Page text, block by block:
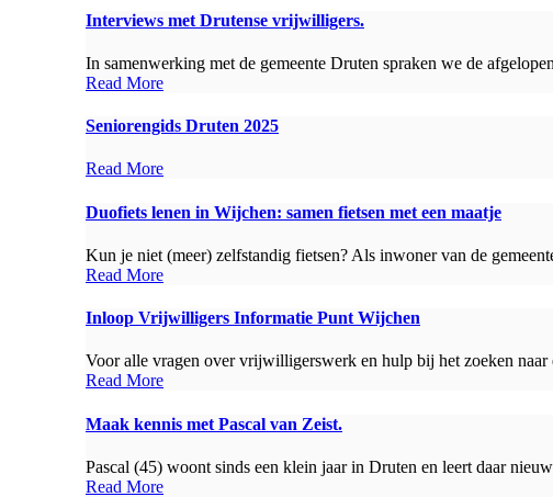
Interviews met Drutense vrijwilligers.
In samenwerking met de gemeente Druten spraken we de
Read More
Seniorengids Druten 2025
Read More
Duofiets lenen in Wijchen: samen fietsen met een maatje
Kun je niet (meer) zelfstandig fietsen? Als inwoner van de
Read More
Inloop Vrijwilligers Informatie Punt Wijchen
Voor alle vragen over vrijwilligerswerk en hulp bij het zoeken naar
Read More
Maak kennis met Pascal van Zeist.
Pascal (45) woont sinds een klein jaar in Druten en leert daar
Read More